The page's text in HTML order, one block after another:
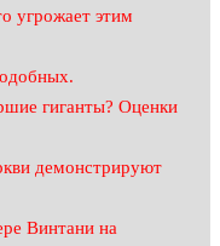
угрожает этим
гиганты? Оценки
демонстрируют
Винтани на